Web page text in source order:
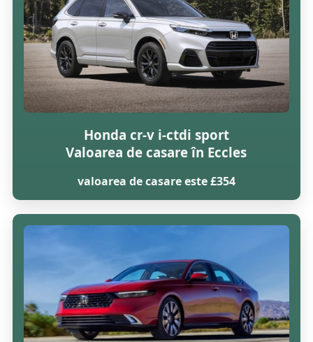
Honda cr-v i-ctdi sport
Valoarea de casare în Eccles
valoarea de casare este £354